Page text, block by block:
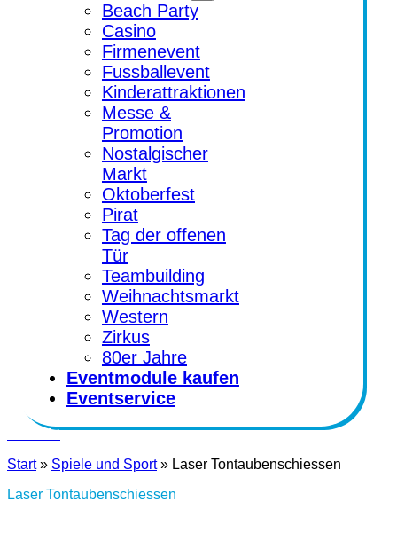
Beach Party
Casino
Firmenevent
Fussballevent
Kinderattraktionen
Messe &
Promotion
Nostalgischer
Markt
Oktoberfest
Pirat
Tag der offenen
Tür
Teambuilding
Weihnachtsmarkt
Western
Zirkus
80er Jahre
Eventmodule kaufen
Eventservice
Kontakt
Start» Spiele und Sport» Laser Tontaubenschiessen
Laser Tontaubenschiessen